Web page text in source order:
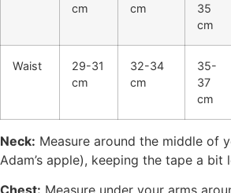
cm
cm
35
cm
Waist
29-31
cm
32-34
cm
35-
37
cm
Neck: Measure around the middle of
Adam’s apple), keeping the tape a bit